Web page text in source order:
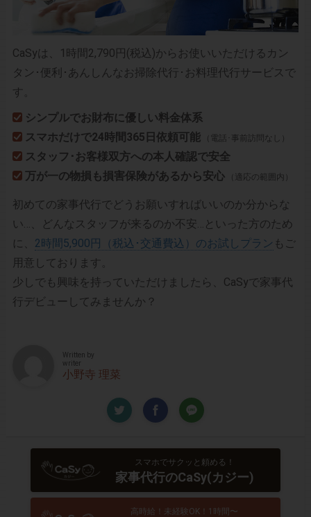
CaSyは、1時間2,790円(税込)からお使いいただけるカン
タン･便利･あんしんなお掃除代行･お料理代行サービスで
す。
シンプルでお財布に優しい料金体系
スマホだけで24時間365日依頼可能
（電話･事前訪問なし）
スタッフ･お客様双方への本人確認で安全
万が一の物損も損害保険があるから安心
（適応の範囲内）
初めての家事代行でどうお願いすればいいのか分からな
い…、どんなスタッフが来るのか不安…といった方のため
に、 2時間5,900円（税込･交通費込）のお試しプラン もご
用意しております。
少しでも興味を持っていただけましたら、CaSyで家事代
行デビューしてみませんか？
Written by
writer
小野寺 理菜
スマホでサクッと頼める！
家事代行のCaSy(カジー)
高時給！未経験OK！1時間〜